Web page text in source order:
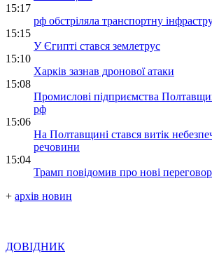
15:17
рф обстріляла транспортну
15:15
У Єгипті стався землетрус
15:10
Харків зазнав дронової атаки
15:08
Промислові підприємства
рф
15:06
На Полтавщині стався витік
речовини
15:04
Трамп повідомив про нові
+ архів новин
ДОВІДНИК